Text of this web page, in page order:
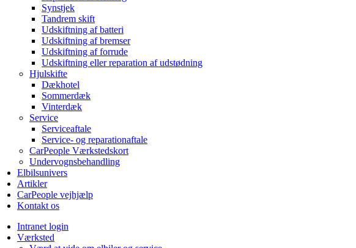
Synstjek
Tandrem skift
Udskiftning af batteri
Udskiftning af bremser
Udskiftning af forrude
Udskiftning eller reparation af udstødning
Hjulskifte
Dækhotel
Sommerdæk
Vinterdæk
Service
Serviceaftale
Service- og reparationaftale
CarPeople Værkstedskort
Undervognsbehandling
Elbilsunivers
Artikler
CarPeople vejhjælp
Kontakt os
Intranet login
Værksted